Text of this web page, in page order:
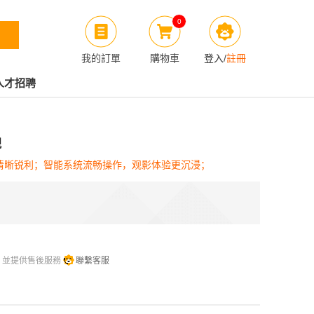
我的訂單
0
購物車 登入/註冊
才招聘
锐利；智能系统流畅操作，观影体验更沉浸；
提供售後服務 聯繫客服